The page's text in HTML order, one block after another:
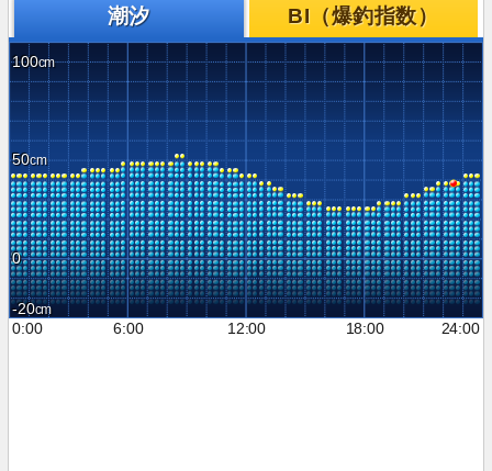
潮汐 BI（爆釣指数）
100
50
0
-20
0:00
6:00 12:00 18:00 24:00